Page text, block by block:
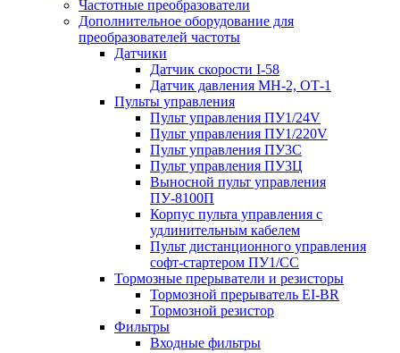
Частотные преобразователи
Дополнительное оборудование для
преобразователей частоты
Датчики
Датчик скорости I-58
Датчик давления МН-2, ОТ-1
Пульты управления
Пульт управления ПУ1/24V
Пульт управления ПУ1/220V
Пульт управления ПУ3С
Пульт управления ПУ3Ц
Выносной пульт управления
ПУ-8100П
Корпус пульта управления с
удлинительным кабелем
Пульт дистанционного управления
софт-стартером ПУ1/СС
Тормозные прерыватели и резисторы
Тормозной прерыватель EI-BR
Тормозной резистор
Фильтры
Входные фильтры